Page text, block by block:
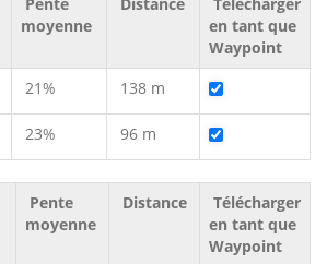
moyenne
en tant que
Waypoint
21% 138 m
23% 96 m
Pente
moyenne
Distance
Télécharger
en tant que
Waypoint